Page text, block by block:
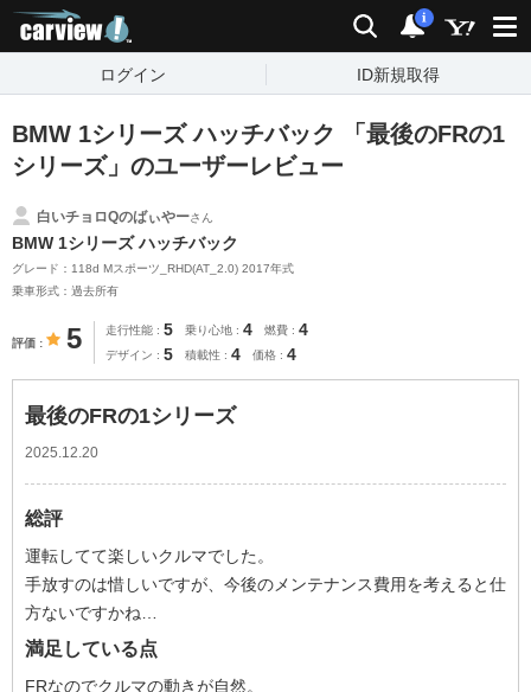
検索 通知
i
ログイン ID新規取得
BMW 1シリーズ ハッチバック 「最後のFRの1
シリーズ」のユーザーレビュー
白いチョロQのばぃやーさん
BMW 1シリーズ ハッチバック
グレード：118d Mスポーツ_RHD(AT_2.0) 2017年式
乗車形式：過去所有
評価 5 走行性能 5 乗り心地 4 燃費 4
デザイン 5 積載性 4 価格 4
最後のFRの1シリーズ
2025.12.20
総評
運転してて楽しいクルマでした。
手放すのは惜しいですが、今後のメンテナンス費用を考えると仕
方ないですかね…
満足している点
FRなのでクルマの動きが自然。